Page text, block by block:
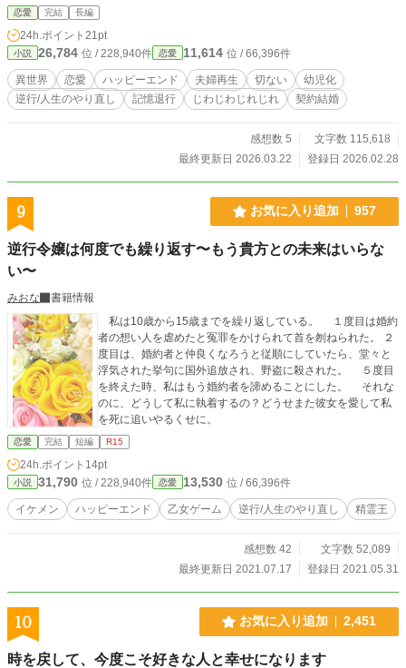
わとお互いの距離を詰めていく、甘くて切ない夫婦再生の物
語 ※本編完結済（全26話+後日談1話）、小話追加中 ※一章
ほのぼの、二章シリアスの二部構成です。 ※他サイトにも投
稿
恋愛 完結 長編
24h.ポイント 21pt
小説 26,784 位 / 228,940件 恋愛 11,614 位 / 66,396件
異世界 恋愛 ハッピーエンド 夫婦再生 切ない
幼児化
逆行/人生のやり直し
記憶退行 じわじわじれじれ 契約結婚
感想数 5
文字数 115,618
最終更新日 2026.03.22
登録日 2026.02.28
9 お気に入り追加 957
逆行令嬢は何度でも繰り返す〜もう貴方との未来はいらな
い〜
みおな
書籍情報
私は10歳から15歳までを繰り返している。 １度目は婚約
者の想い人を虐めたと冤罪をかけられて首を刎ねられた。 ２
度目は、婚約者と仲良くなろうと従順にしていたら、堂々と
浮気された挙句に国外追放され、野盗に殺された。 ５度目
を終えた時、私はもう婚約者を諦めることにした。 それな
のに、どうして私に執着するの？どうせまた彼女を愛して私
を死に追いやるくせに。
恋愛 完結 短編 R15
24h.ポイント 14pt
小説 31,790 位 / 228,940件 恋愛 13,530 位 / 66,396件
イケメン ハッピーエンド 乙女ゲーム 逆行/人生のやり直し 精霊王
感想数 42
文字数 52,089
最終更新日 2021.07.17
登録日 2021.05.31
10 お気に入り追加 2,451
時を戻して、今度こそ好きな人と幸せになります